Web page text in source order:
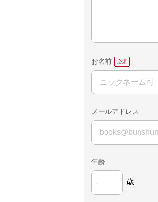
お名前
メールアドレス
年齢
歳